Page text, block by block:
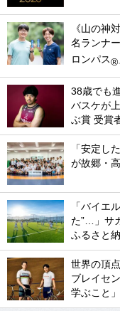
《山の神
名ランナ
ロンパス®
38歳でも
バスケが
ぶ賞 受賞
「安定し
が故郷・
「バイエ
た”…」サ
ふるさと納
世界の頂
ブレイセ
学ぶこと